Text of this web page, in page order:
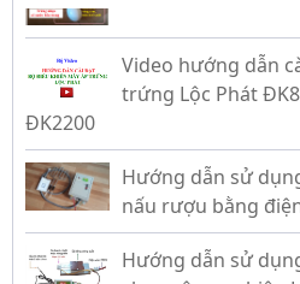
trứng Lộc Phát
ĐK2200
nấu rượu bằng
Hướng dẫn sử
chua công nghiệp